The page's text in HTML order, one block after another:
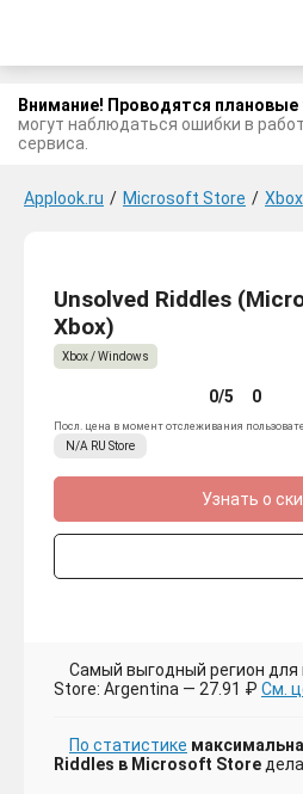
Внимание! Проводятся плановые
могут наблюдаться ошибки в
сервиса.
Applook.ru / Microsoft Store / Xbox
Unsolved Riddles
Xbox)
Xbox / Windows
0/5 0
Посл. цена в момент отслеживания
N/A RU Store
Узнать о
Самый выгодный регион для
Store: Argentina — 27.91 ₽ См.
По статистике
Riddles в Microsoft Store